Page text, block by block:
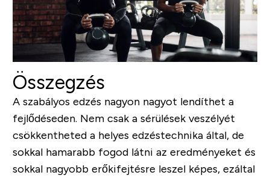
Összegzés
A szabályos edzés nagyon nagyot lendíthet a
fejlődéseden. Nem csak a sérülések veszélyét
csökkentheted a helyes edzéstechnika által, de
sokkal hamarabb fogod látni az eredményeket és
sokkal nagyobb erőkifejtésre leszel képes, ezáltal